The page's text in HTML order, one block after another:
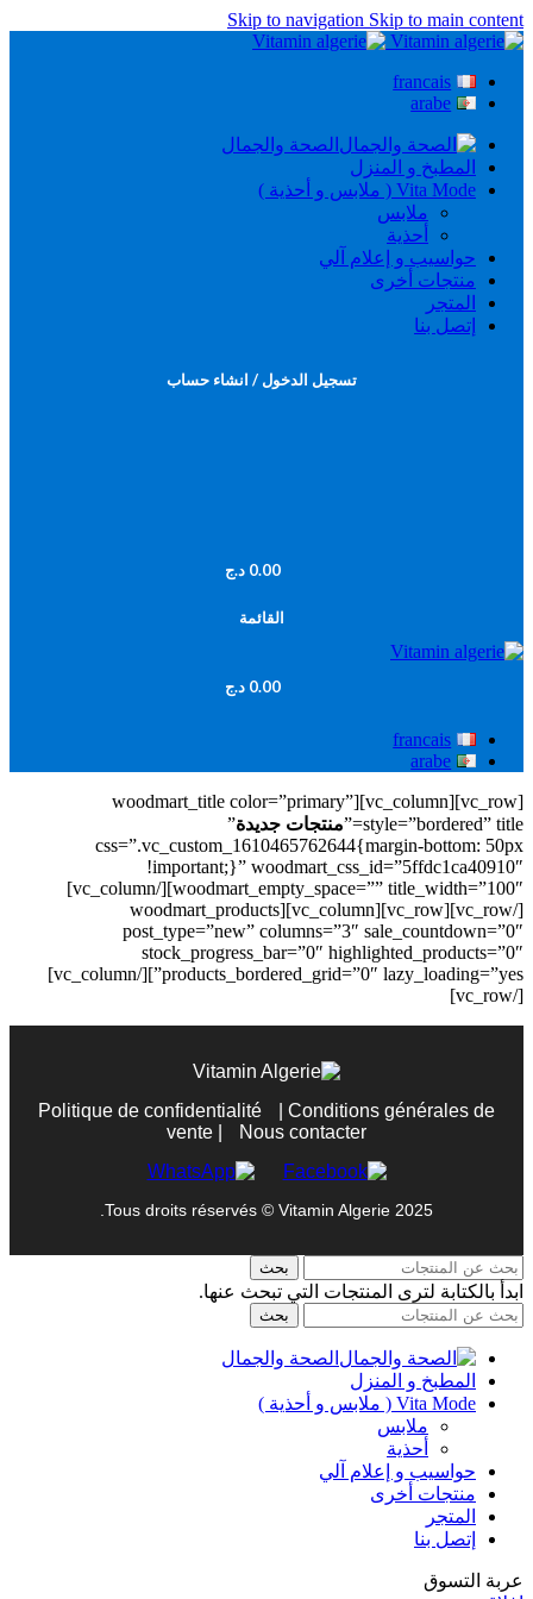
Skip to navigation Skip to main content
francais
arabe
الصحة والجمال
المطبخ و المنزل
Vita Mode ( ملابس و أحذية )
ملابس
أحذية
حواسيب و إعلام آلي
منتجات أخرى
المتجر
إتصل بنا
تسجيل الدخول / انشاء حساب
0.00 د.ج
القائمة
0.00 د.ج
francais
arabe
[vc_row][vc_column][woodmart_title color=”primary”
style=”bordered” title=”
منتجات جديدة”
css=”.vc_custom_1610465762644{margin-bottom: 50px
!important;}” woodmart_css_id=”5ffdc1ca40910″
woodmart_empty_space=”” title_width=”100″][/vc_column]
[/vc_row][vc_row][vc_column][woodmart_products
post_type=”new” columns=”3″ sale_countdown=”0″
stock_progress_bar=”0″ highlighted_products=”0″
products_bordered_grid=”0″ lazy_loading=”yes”][/vc_column]
[/vc_row]
Politique de confidentialité
Conditions générales de
vente
Nous contacter
Tous droits réservés © Vitamin Algerie 2025.
بحث
ابدأ بالكتابة لترى المنتجات التي تبحث عنها.
بحث
الصحة والجمال
المطبخ و المنزل
Vita Mode ( ملابس و أحذية )
ملابس
أحذية
حواسيب و إعلام آلي
منتجات أخرى
المتجر
إتصل بنا
عربة التسوق